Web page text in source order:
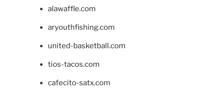
alawaffle.com
aryouthfishing.com
united-basketball.com
tios-tacos.com
cafecito-satx.com